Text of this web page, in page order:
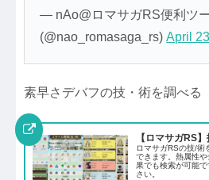
— nAo@ロマサガRS便利ツ
(@nao_romasaga_rs)April
素早さデバフの技・術を調べる
【ロマサガRS
ロマサガRSの技/術
できます。熱属性
果でも検索が可能
さい。